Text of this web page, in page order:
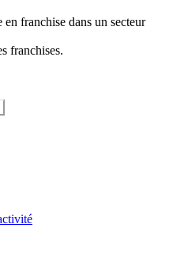
franchise dans un secteur
franchises.